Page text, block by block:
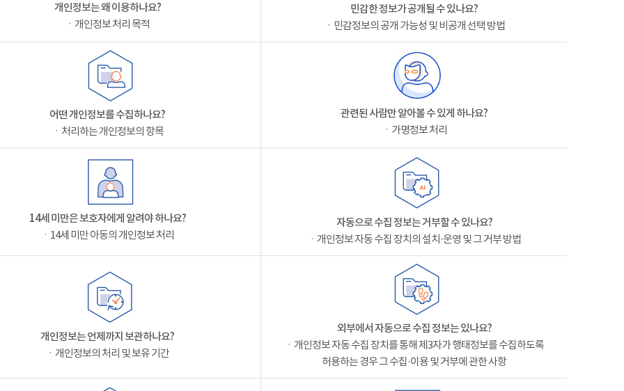
개인정보는 왜 이용하나요?
ㆍ개인정보 처리 목적
민감한 정보가 공개될 수 있나요?
ㆍ민감정보의 공개 가능성 및 비공개 선택 방법
어떤 개인정보를 수집하나요?
ㆍ처리하는 개인정보의 항목
관련된 사람만 알아볼 수 있게 하나요?
ㆍ가명정보 처리
14세 미만은 보호자에게 알려야 하나요?
ㆍ14세 미만 아동의 개인정보 처리
자동으로 수집 정보는 거부할 수 있나요?
ㆍ개인정보 자동 수집 장치의 설치·운영 및 그 거부 방법
개인정보는 언제까지 보관하나요?
ㆍ개인정보의 처리 및 보유 기간
외부에서 자동으로 수집 정보는 있나요?
ㆍ개인정보 자동 수집 장치를 통해 제3자가 행태정보를 수집하도록
허용하는 경우 그 수집·이용 및 거부에 관한 사항